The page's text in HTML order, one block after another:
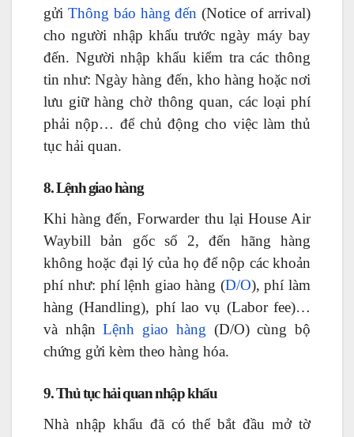
gửi Thông báo hàng đến (Notice of arrival)
cho người nhập khẩu trước ngày máy bay
đến. Người nhập khẩu kiểm tra các thông
tin như: Ngày hàng đến, kho hàng hoặc nơi
lưu giữ hàng chờ thông quan, các loại phí
phải nộp… để chủ động cho việc làm thủ
tục hải quan.
8. Lệnh giao hàng
Khi hàng đến, Forwarder thu lại House Air
Waybill bản gốc số 2, đến hãng hàng
không hoặc đại lý của họ để nộp các khoản
phí như: phí lệnh giao hàng (D/O), phí làm
hàng (Handling), phí lao vụ (Labor fee)…
và nhậnLệnh giao hàng (D/O) cùng bộ
chứng gửi kèm theo hàng hóa.
9. Thủ tục hải quan nhập khẩu
Nhà nhập khẩu đã có thể bắt đầu mở tờ